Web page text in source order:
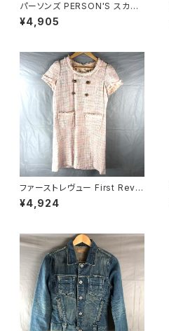
パーソンズ PERSON'S スカー
ト ロング タグ付き 両サイドポケ
ット ブランドロゴ入り カーキ―
¥4,905
ファーストレヴュー First Revu
e 半袖ワンピース フリンジ バッ
クファスナー ポケット ヴィンテ
¥4,924